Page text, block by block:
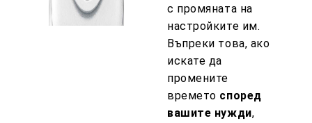
с промяната на
настройките им.
Въпреки това, ако
искате да
промените
времето според
вашите нужди,